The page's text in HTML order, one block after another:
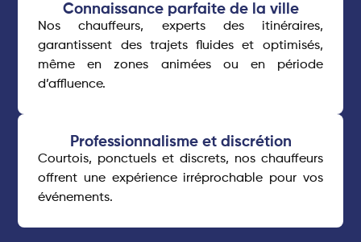
Connaissance parfaite de la ville
Nos chauffeurs, experts des itinéraires,
garantissent des trajets fluides et optimisés,
même en zones animées ou en période
d’affluence.
Professionnalisme et discrétion
Courtois, ponctuels et discrets, nos chauffeurs
offrent une expérience irréprochable pour vos
événements.